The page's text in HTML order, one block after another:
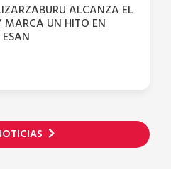
ALCANZA EL
MARCA UN HITO EN